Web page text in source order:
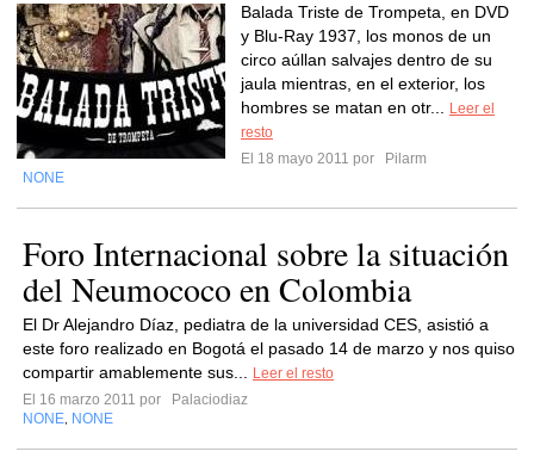
Balada Triste de Trompeta, en DVD
y Blu-Ray 1937, los monos de un
circo aúllan salvajes dentro de su
jaula mientras, en el exterior, los
hombres se matan en otr...
Leer el
resto
El 18 mayo 2011 por
Pilarm
NONE
Foro Internacional sobre la situación
del Neumococo en Colombia
El Dr Alejandro Díaz, pediatra de la universidad CES, asistió a
este foro realizado en Bogotá el pasado 14 de marzo y nos quiso
compartir amablemente sus...
Leer el resto
El 16 marzo 2011 por
Palaciodiaz
NONE NONE